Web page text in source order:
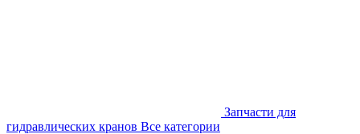
Запчасти для
гидравлических кранов Все категории